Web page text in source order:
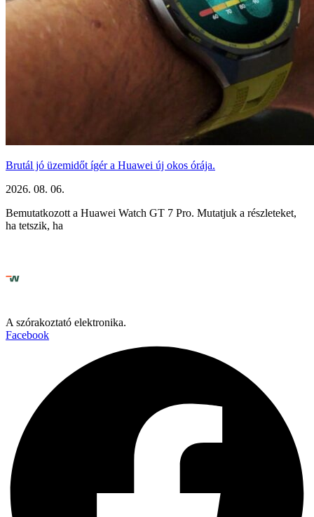
Brutál jó üzemidőt ígér a Huawei új okos órája.
2026. 08. 06.
Bemutatkozott a Huawei Watch GT 7 Pro. Mutatjuk a részleteket,
ha tetszik, ha
A szórakoztató elektronika.
Facebook